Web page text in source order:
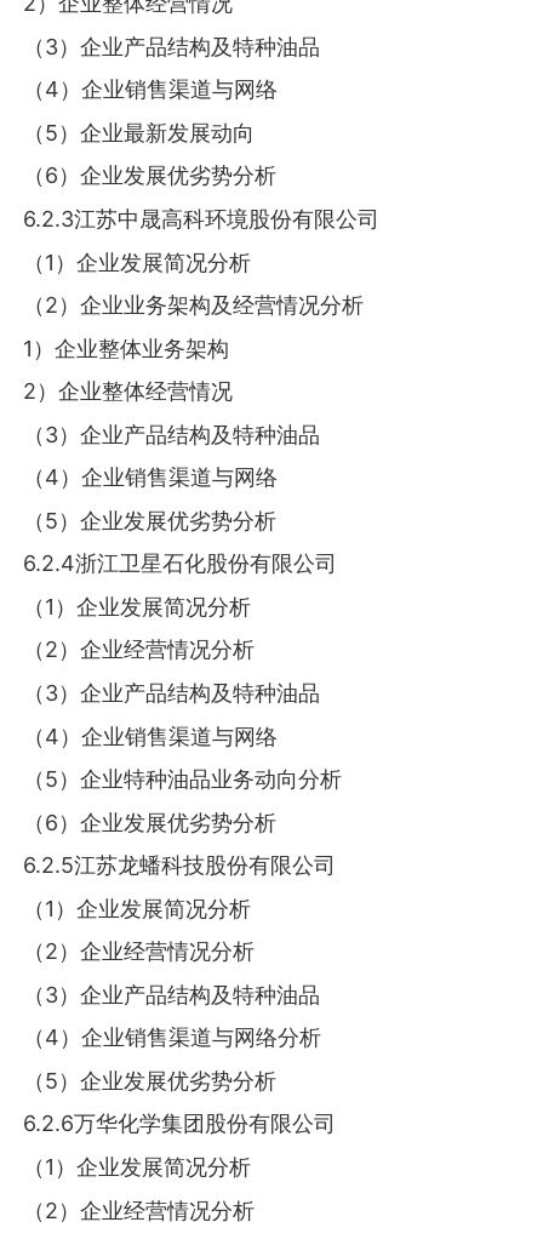
（3）企业产品结构及特种油品
（4）企业销售渠道与网络
（5）企业最新发展动向
（6）企业发展优劣势分析
6.2.3江苏中晟高科环境股份有限公司
（1）企业发展简况分析
（2）企业业务架构及经营情况分析
1）企业整体业务架构
2）企业整体经营情况
（3）企业产品结构及特种油品
（4）企业销售渠道与网络
（5）企业发展优劣势分析
6.2.4浙江卫星石化股份有限公司
（1）企业发展简况分析
（2）企业经营情况分析
（3）企业产品结构及特种油品
（4）企业销售渠道与网络
（5）企业特种油品业务动向分析
（6）企业发展优劣势分析
6.2.5江苏龙蟠科技股份有限公司
（1）企业发展简况分析
（2）企业经营情况分析
（3）企业产品结构及特种油品
（4）企业销售渠道与网络分析
（5）企业发展优劣势分析
6.2.6万华化学集团股份有限公司
（1）企业发展简况分析
（2）企业经营情况分析